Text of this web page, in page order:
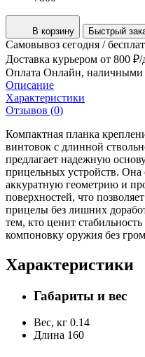
В корзину Быстрый
Самовывоз сегодня /
Доставка курьером от 800 ₽/
Оплата Онлайн, наличными
Описание
Характеристики
Отзывов (0)
Компактная планка
винтовок с длинной
предлагает надежную
прицельных устройств. Она
аккуратную геометрию и
поверхностей, что
прицелы без лишних
тем, кто ценит
компоновку оружия без
Характеристики
Габариты и вес
Вес, кг 0.14
Длина 160